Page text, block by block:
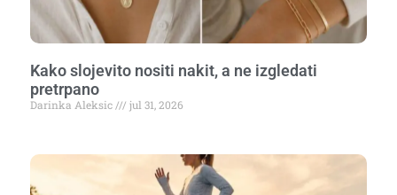
Kako slojevito nositi nakit, a ne izgledati
pretrpano
Darinka Aleksic jul 31, 2026